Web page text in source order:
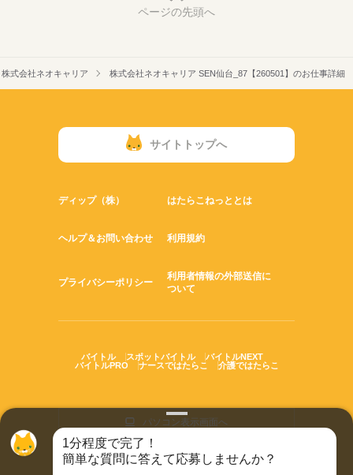
1分程度で完了！
簡単な質問に答えて応募しませんか？
ページの先頭へ
株式会社ネオキャリア 株式会社ネオキャリア SEN仙台_87【260501】のお仕事詳細
サイトトップへ
ディップ（株） はたらこねっととは
ヘルプ＆お問い合わせ 利用規約
プライバシーポリシー
利用者情報の外部送信に
ついて
バイトル スポットバイトル
バイトルNEXT
バイトルPRO
ナースではたらこ 介護ではたらこ
パソコン表示画面へ